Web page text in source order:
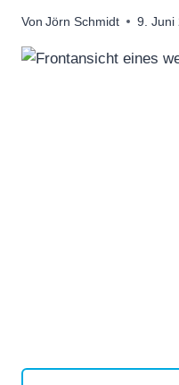
Von Jörn Schmidt 9. Juni